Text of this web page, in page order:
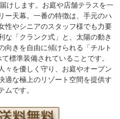
けします。お庭や店舗テラスを一
ー天幕。一番の特徴は、手元のハ
性やシニアのスタッフ様でも力要
な「クランク式」と、太陽の動き
向きを自由に傾けられる「チルト
標準装備されていることです。
々を優しく守り、お庭やオープン
適な極上のリゾート空間を提供す
ムです。